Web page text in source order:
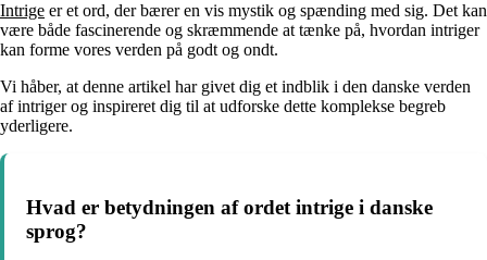
Intrige er et ord, der bærer en vis mystik og spænding med sig. Det kan
være både fascinerende og skræmmende at tænke på, hvordan intriger
kan forme vores verden på godt og ondt.
Vi håber, at denne artikel har givet dig et indblik i den danske verden
af intriger og inspireret dig til at udforske dette komplekse begreb
yderligere.
Hvad er betydningen af ordet intrige i danske
sprog?